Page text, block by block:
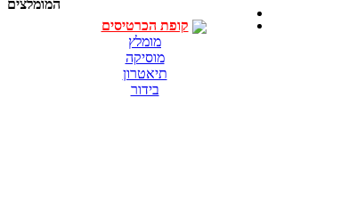
קופת הכרטיסים
מומלץ
מוסיקה
תיאטרון
בידור
המומלצים